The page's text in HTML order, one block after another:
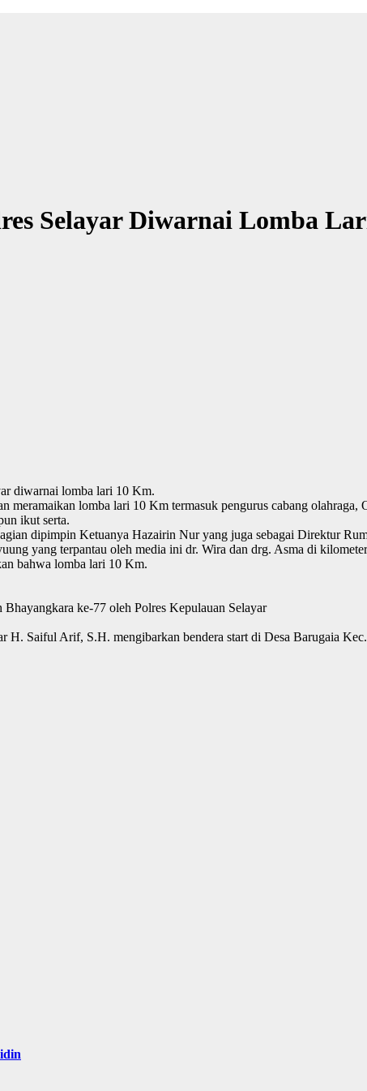
Selayar Diwarnai Lomba
diwarnai lomba lari 10 Km.
meramaikan lomba lari 10 Km termasuk pengurus cabang
ikut serta.
dipimpin Ketuanya Hazairin Nur yang juga sebagai Direktur
yang terpantau oleh media ini dr. Wira dan drg. Asma di
bahwa lomba lari 10 Km.
ke-77 oleh Polres Kepulauan Selayar
H. Saiful Arif, S.H. mengibarkan bendera start di Desa Barugaia